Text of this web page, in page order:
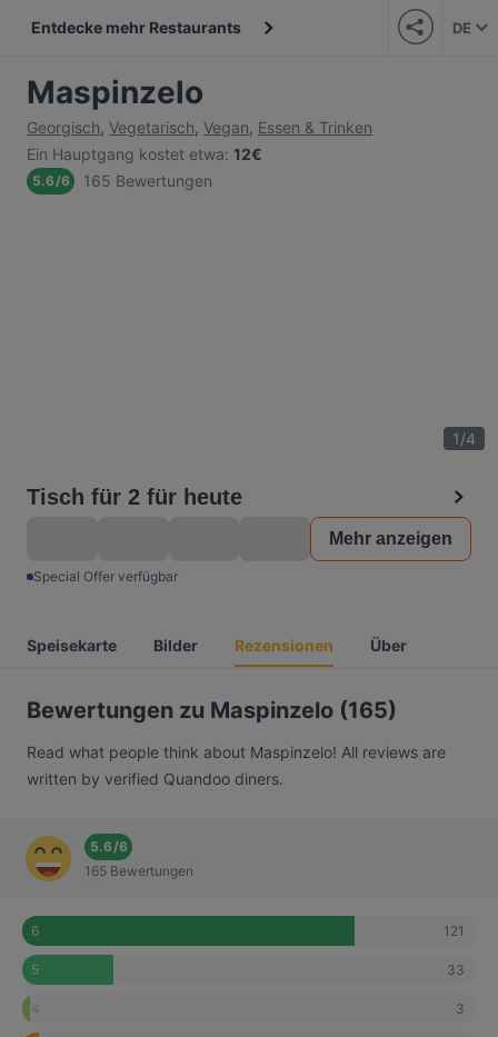
Entdecke mehr Restaurants DE
Maspinzelo
Georgisch, Vegetarisch, Vegan, Essen & Trinken
Ein Hauptgang kostet etwa: 12€
5.6/6 165 Bewertungen
1/4
Tisch für 2 für heute
Mehr anzeigen
Special Offer verfügbar
Speisekarte Bilder Rezensionen Über
Bewertungen zu Maspinzelo (165)
Read what people think about Maspinzelo! All reviews are
written by verified Quandoo diners.
5.6/6
165 Bewertungen
6 121
5 33
4 3